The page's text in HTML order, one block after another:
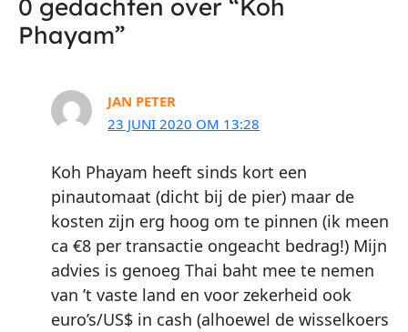
0 gedachten over “Koh
Phayam”
JAN PETER
23 JUNI 2020 OM 13:28
Koh Phayam heeft sinds kort een
pinautomaat (dicht bij de pier) maar de
kosten zijn erg hoog om te pinnen (ik meen
ca €8 per transactie ongeacht bedrag!) Mijn
advies is genoeg Thai baht mee te nemen
van ’t vaste land en voor zekerheid ook
euro’s/US$ in cash (alhoewel de wisselkoers